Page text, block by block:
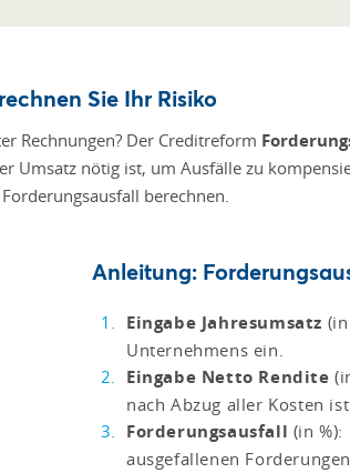
Sie Ihr Risiko
Rechnungen? Der Creditreform
Umsatz nötig ist, um Ausfälle zu
berechnen.
Anleitung:
Eingabe Jahresumsatz
Unternehmens ein.
Eingabe Netto Rendite
nach Abzug aller Kosten
Forderungsausfall (in
ausgefallenen